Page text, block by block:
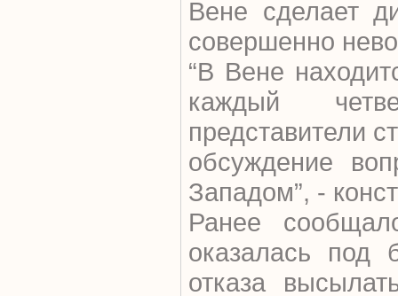
Вене сделает
совершенно
“В Вене
каждый
представители
обсуждение
Западом”, -
Ранее
оказалась под
отказа